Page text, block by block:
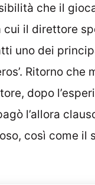
che il
cui il direttore
uno dei
Ritorno che
dopo
l’allora
così come il